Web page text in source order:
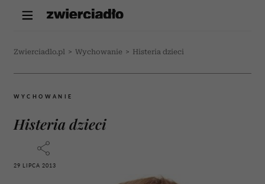
Zwierciadlo.pl > Wychowanie > Histeria dzieci
WYCHOWANIE
Histeria dzieci
29 LIPCA 2013